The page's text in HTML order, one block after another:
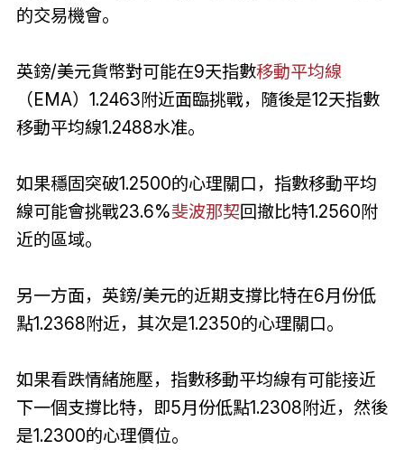
的交易機會。
英鎊/美元貨幣對可能在9天指數移動平均線
（EMA）1.2463附近面臨挑戰，隨後是12天指數
移動平均線1.2488水准。
如果穩固突破1.2500的心理關口，指數移動平均
線可能會挑戰23.6%斐波那契回撤比特1.2560附
近的區域。
另一方面，英鎊/美元的近期支撐比特在6月份低
點1.2368附近，其次是1.2350的心理關口。
如果看跌情緒施壓，指數移動平均線有可能接近
下一個支撐比特，即5月份低點1.2308附近，然後
是1.2300的心理價位。